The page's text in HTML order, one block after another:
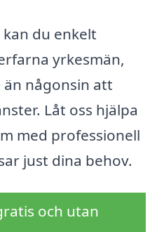
du enkelt
yrkesmän,
någonsin att
Låt oss hjälpa
med professionell
just dina behov.
och utan